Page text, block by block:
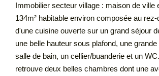
Immobilier secteur village : maison de ville
134m² habitable environ composée au
d'une cuisine ouverte sur un grand séjour
une belle hauteur sous plafond, une
salle de bain, un cellier/buanderie et un
retrouve deux belles chambres dont une